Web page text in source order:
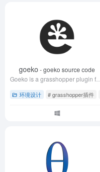
goeko - goeko source code
环境设计 # grasshopper插件